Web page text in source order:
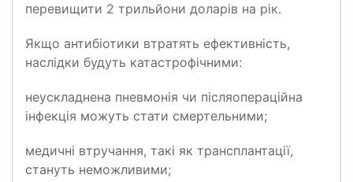
перевищити 2 трильйони доларів на рік.
Якщо антибіотики втратять ефективність,
наслідки будуть катастрофічними:
неускладнена пневмонія чи післяопераційна
інфекція можуть стати смертельними;
медичні втручання, такі як трансплантації,
стануть неможливими;